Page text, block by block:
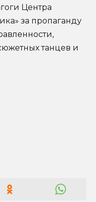
Центра
за пропаганду
танцев и